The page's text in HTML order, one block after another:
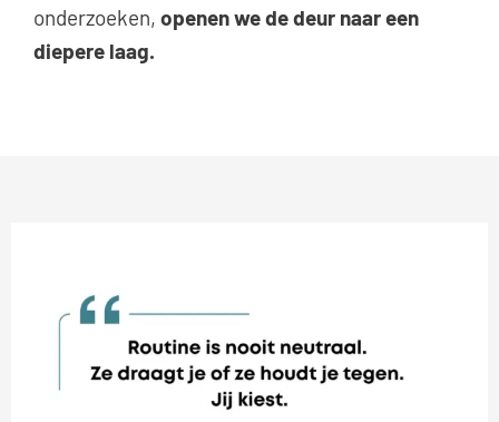
onderzoeken, openen we de deur naar een
diepere laag.